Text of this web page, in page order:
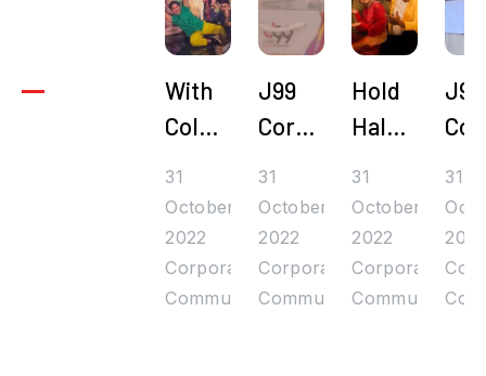
With
Colorful
as the
theme,
Juragan99's
Halal
31
October
2022
Corporate
Communication
J99
Corp
Halal
Bihalal,
Enlivened
by
31
October
2022
Corporate
Communication
Hold
Halal
J99
Corp
Appreciates
Free
31
October
2022
Corporate
Communication
J99
UB
to
31
2022